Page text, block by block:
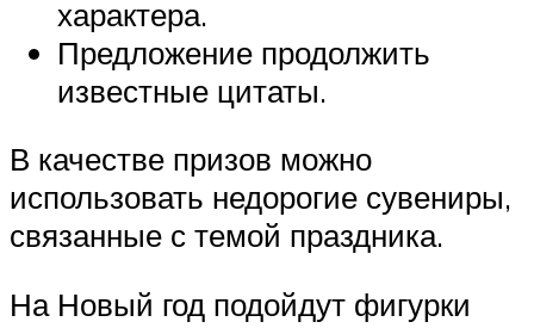
характера.
Предложение продолжить
известные цитаты.
В качестве призов можно
использовать недорогие сувениры,
связанные с темой праздника.
На Новый год подойдут фигурки